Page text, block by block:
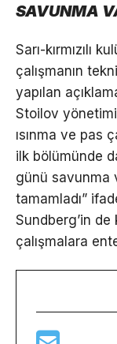
SAVUNMA
Sarı-kırmızılı
çalışmanın
yapılan
Stoilov
ısınma ve pas
ilk bölümünde
günü savunma
tamamladı”
Sundberg’in
çalışmalara